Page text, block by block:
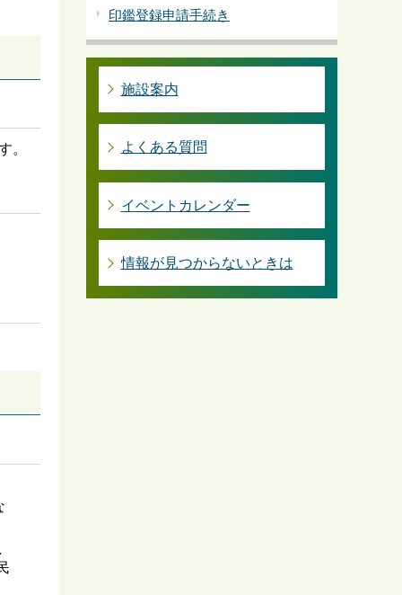
。
印鑑登録申請手続き
施設案内
よくある質問
イベントカレンダー
情報が見つからないときは